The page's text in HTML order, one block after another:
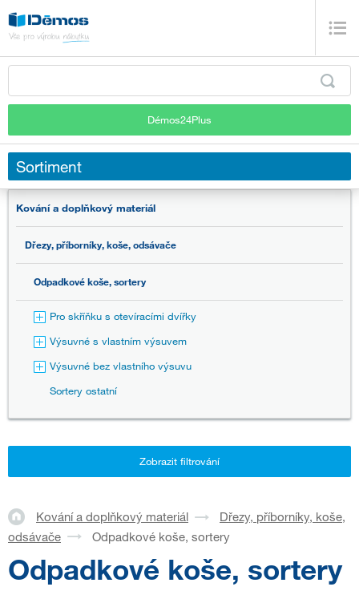
Démos24Plus
Sortiment
Kování a doplňkový materiál
Dřezy, příborníky, koše, odsávače
Odpadkové koše, sortery
Pro skříňku s otevíracími dvířky
Výsuvné s vlastním výsuvem
Výsuvné bez vlastního výsuvu
Sortery ostatní
Zobrazit filtrování
Kování a doplňkový materiál
Dřezy, příborníky, koše,
odsávače
Odpadkové koše, sortery
Odpadkové koše, sortery